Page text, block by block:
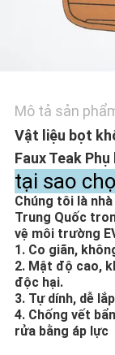
TỨC
YÊU
CẦU
BÁO
GIÁ
SƠ
ĐỒ
Mô tả sản
Vật liệu bọt
Faux Teak
tại sao
Chúng tôi là
Trung Quốc
vệ môi trường
1. Co giãn,
2. Mật độ cao,
độc hại.
3. Tự dính, dễ
4. Chống vết
rửa bằng áp lực